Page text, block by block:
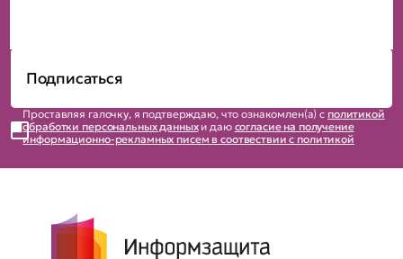
Проставляя галочку, я подтверждаю, что ознакомлен(а) с политикой
обработки персональных данныхи даю согласие на получение
информационно-рекламных писем в соотвествии с политикой